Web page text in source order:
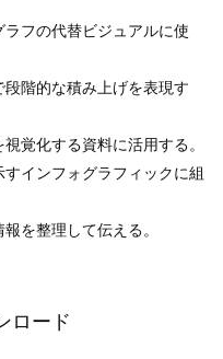
フの代替ビジュアルに使
階的な積み上げを表現す
覚化する資料に活用する。
インフォグラフィックに組
を整理して伝える。
ロード